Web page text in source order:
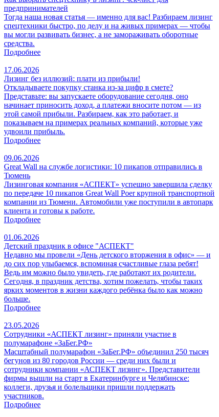
предпринимателей
Тогда наша новая статья — именно для вас! Разбираем лизинг
спецтехники быстро, по делу и на живых примерах — чтобы
вы могли развивать бизнес, а не замораживать оборотные
средства.
Подробнее
17.06.2026
Лизинг без иллюзий: плати из прибыли!
Откладываете покупку станка из‑за цифр в смете?
Представьте: вы запускаете оборудование сегодня, оно
начинает приносить доход, а платежи вносите потом — из
этой самой прибыли. Разбираем, как это работает, и
показываем на примерах реальных компаний, которые уже
удвоили прибыль.
Подробнее
09.06.2026
Great Wall на службе логистики: 10 пикапов отправились в
Тюмень
Лизинговая компания «АСПЕКТ» успешно завершила сделку
по передаче 10 пикапов Great Wall Poer крупной транспортной
компании из Тюмени. Автомобили уже поступили в автопарк
клиента и готовы к работе.
Подробнее
01.06.2026
Детский праздник в офисе "АСПЕКТ"
Недавно мы провели «День детского вторжения в офис» — и
до сих пор улыбаемся, вспоминая счастливые глаза ребят!
Ведь им можно было увидеть, где работают их родители.
Сегодня, в праздник детства, хотим пожелать, чтобы таких
ярких моментов в жизни каждого ребёнка было как можно
больше.
Подробнее
23.05.2026
Сотрудники «АСПЕКТ лизинг» приняли участие в
полумарафоне «ЗаБег.РФ»
Масштабный полумарафон «ЗаБег.РФ» объединил 250 тысяч
бегунов из 80 городов России — среди них были и
сотрудники компании «АСПЕКТ лизинг». Представители
фирмы вышли на старт в Екатеринбурге и Челябинске:
коллеги, друзья и болельщики пришли поддержать
участников.
Подробнее